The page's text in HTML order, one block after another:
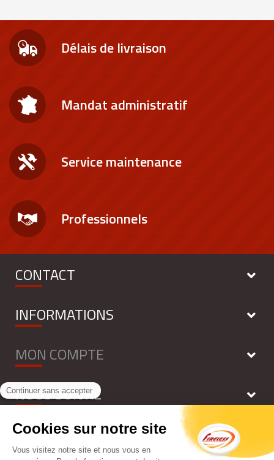
Délais de livraison
Mandat administratif
Service maintenance
Professionnels
CONTACT
INFORMATIONS
MON COMPTE
NOUS SUIVRE
NEWSLETTER